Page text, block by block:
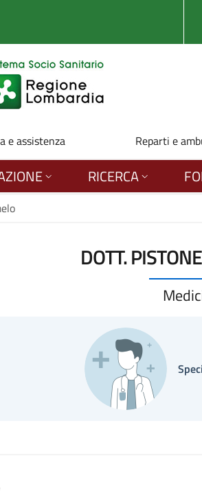
e assistenza Reparti e
RICERCA
DOTT.